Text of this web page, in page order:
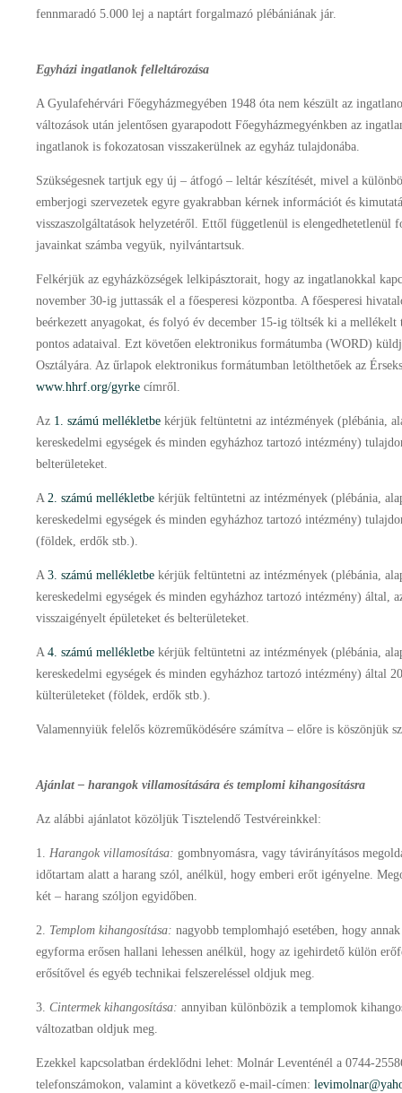
fennmaradó 5.000 lej a naptárt forgalmazó plébániának jár.
Egyházi ingatlanok felleltározása
A Gyulafehérvári Főegyházmegyében 1948 óta nem készült az
változások után jelentősen gyarapodott Főegyházmegyénkben az
ingatlanok is fokozatosan visszakerülnek az egyház tulajdonába.
Szükségesnek tartjuk egy új – átfogó – leltár készítését, mivel a
emberjogi szervezetek egyre gyakrabban kérnek információt és
visszaszolgáltatások helyzetéről. Ettől függetlenül is elengedhetetlenül
javainkat számba vegyük, nyilvántartsuk.
Felkérjük az egyházközségek lelkipásztorait, hogy az ingatlanokkal
november 30-ig juttassák el a főesperesi központba. A főesperesi
beérkezett anyagokat, és folyó év december 15-ig töltsék ki a mellékelt
pontos adataival. Ezt követően elektronikus formátumba (WORD)
Osztályára. Az űrlapok elektronikus formátumban letölthetőek az
www.hhrf.org/gyrke címről.
Az 1. számú mellékletbe kérjük feltüntetni az intézmények (plébánia,
kereskedelmi egységek és minden egyházhoz tartozó intézmény)
belterületeket.
A 2. számú mellékletbe kérjük feltüntetni az intézmények (plébánia,
kereskedelmi egységek és minden egyházhoz tartozó intézmény)
(földek, erdők stb.).
A 3. számú mellékletbe kérjük feltüntetni az intézmények (plébánia,
kereskedelmi egységek és minden egyházhoz tartozó intézmény) által,
visszaigényelt épületeket és belterületeket.
A 4. számú mellékletbe kérjük feltüntetni az intézmények (plébánia,
kereskedelmi egységek és minden egyházhoz tartozó intézmény) által
külterületeket (földek, erdők stb.).
Valamennyiük felelős közreműködésére számítva – előre is köszönjük
Ajánlat – harangok villamosítására és templomi kihangosításra
Az alábbi ajánlatot közöljük Tisztelendő Testvéreinkkel:
1. Harangok villamosítása: gombnyomásra, vagy távirányításos
időtartam alatt a harang szól, anélkül, hogy emberi erőt igényelne.
két – harang szóljon egyidőben.
2. Templom kihangosítása: nagyobb templomhajó esetében, hogy
egyforma erősen hallani lehessen anélkül, hogy az igehirdető külön
erősítővel és egyéb technikai felszereléssel oldjuk meg.
3. Cintermek kihangosítása: annyiban különbözik a templomok
változatban oldjuk meg.
Ezekkel kapcsolatban érdeklődni lehet: Molnár Leventénél a 0744-
telefonszámokon, valamint a következő e-mail-címen: